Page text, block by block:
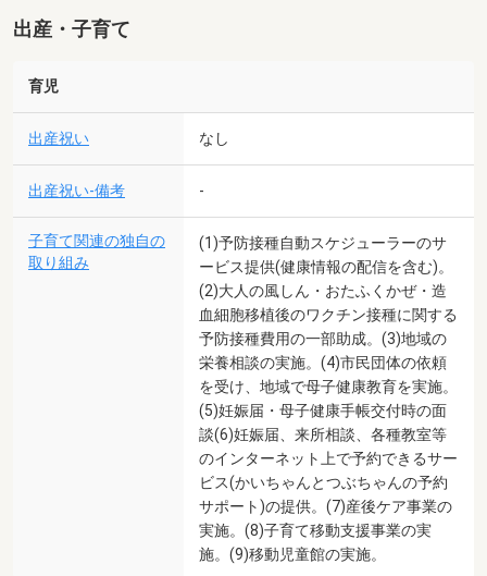
出産・子育て
育児
出産祝い なし
出産祝い-備考 -
子育て関連の独自の
取り組み
(1)予防接種自動スケジューラーのサ
ービス提供(健康情報の配信を含む)。
(2)大人の風しん・おたふくかぜ・造
血細胞移植後のワクチン接種に関する
予防接種費用の一部助成。(3)地域の
栄養相談の実施。(4)市民団体の依頼
を受け、地域で母子健康教育を実施。
(5)妊娠届・母子健康手帳交付時の面
談(6)妊娠届、来所相談、各種教室等
のインターネット上で予約できるサー
ビス(かいちゃんとつぶちゃんの予約
サポート)の提供。(7)産後ケア事業の
実施。(8)子育て移動支援事業の実
施。(9)移動児童館の実施。